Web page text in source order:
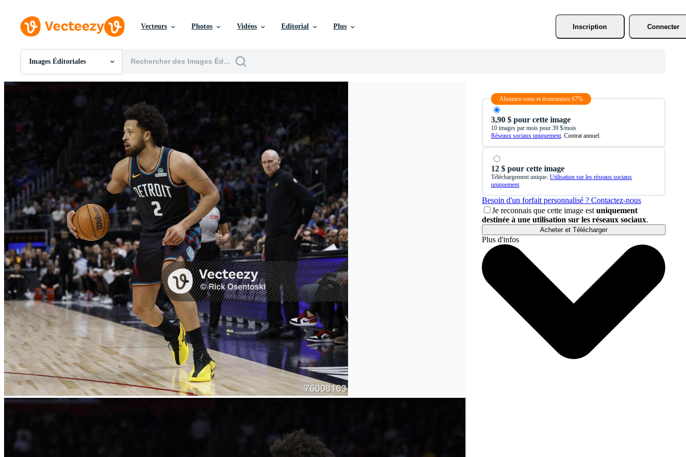
Vecteurs Photos Vidéos Editorial Plus Inscription Connecter
Images Éditoriales
Toutes Images
Modèles
Motion graphics
Images Éditoriales
Événements Éditoriaux
Abonnez-vous et économisez 67%
3,90 $ pour cette image
10 images par mois pour 39 $/mois
Réseaux sociaux uniquement. Contrat annuel.
12 $ pour cette image
Téléchargement unique. Utilisation sur les réseaux sociaux
uniquement.
Besoin d'un forfait personnalisé ? Contactez-nous
Je reconnais que cette image est uniquement
destinée à une utilisation sur les réseaux sociaux.
Acheter et Télécharger
Plus d'infos